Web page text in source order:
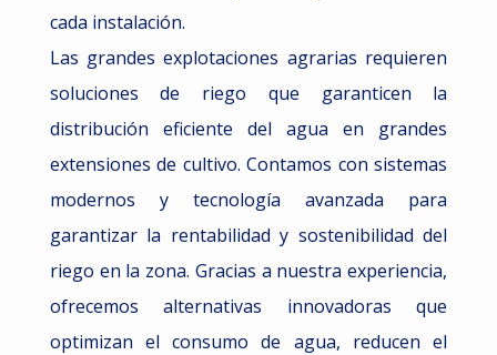
cada instalación.
Las grandes explotaciones agrarias requieren
soluciones de riego que garanticen la
distribución eficiente del agua en grandes
extensiones de cultivo. Contamos con sistemas
modernos y tecnología avanzada para
garantizar la rentabilidad y sostenibilidad del
riego en la zona. Gracias a nuestra experiencia,
ofrecemos alternativas innovadoras que
optimizan el consumo de agua, reducen el